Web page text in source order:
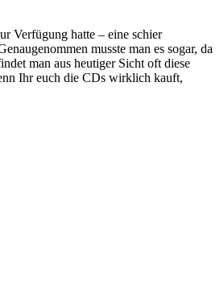
Verfügung hatte – eine schier
musste man es sogar, da
man aus heutiger Sicht oft diese
Ihr euch die CDs wirklich kauft,